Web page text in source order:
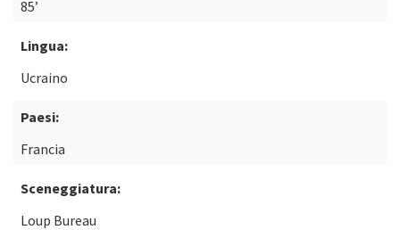
85’
Lingua:
Ucraino
Paesi:
Francia
Sceneggiatura:
Loup Bureau